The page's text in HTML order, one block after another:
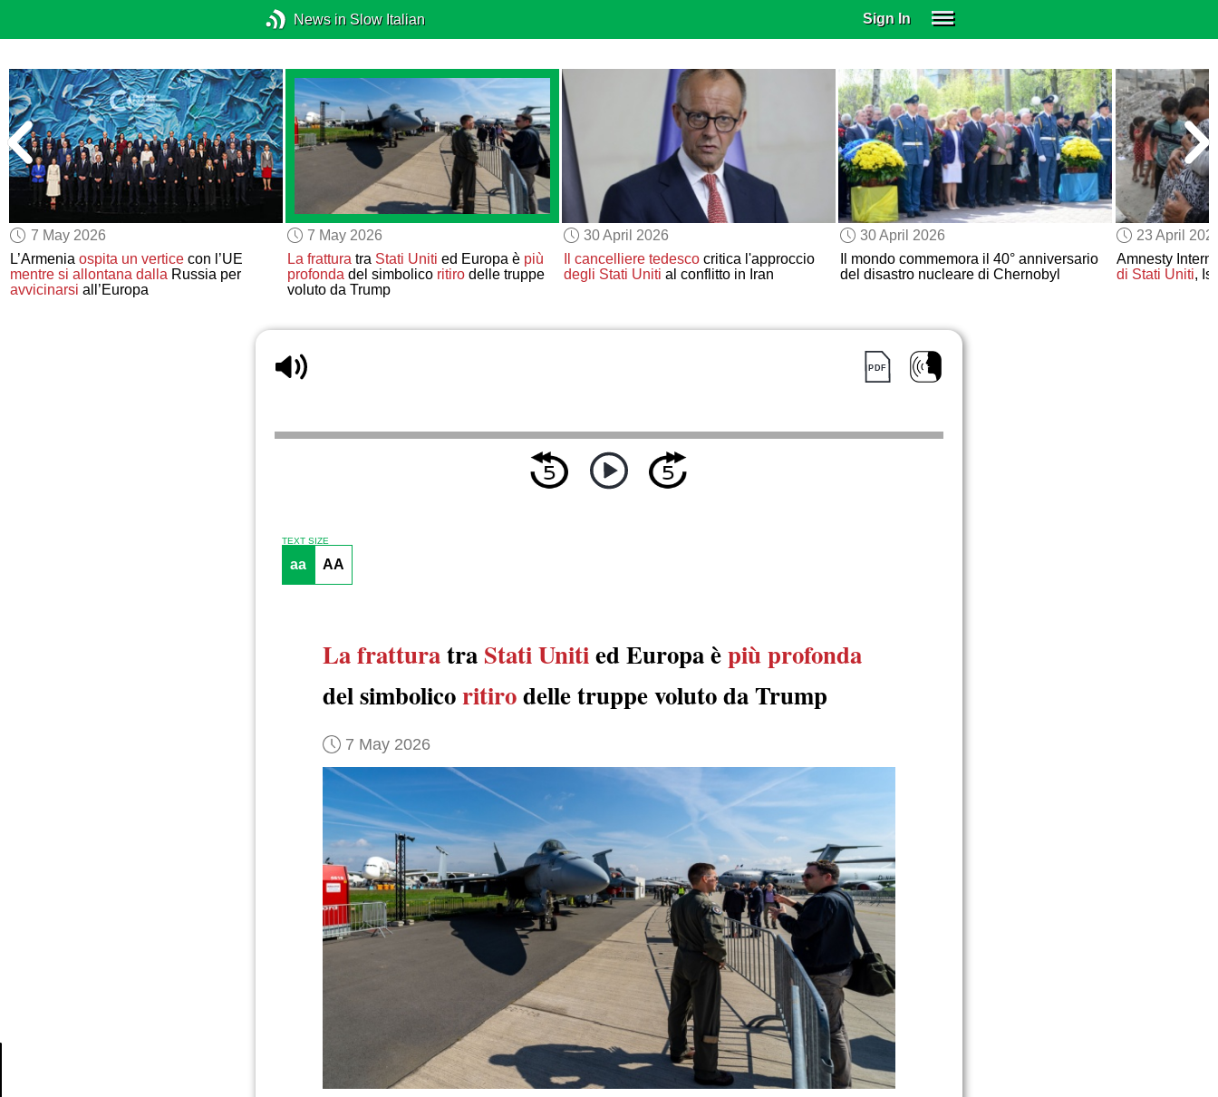
News in Slow Italian Sign In
SUBSCRIBE
EDUCATIONAL LICENSES
GIFT CARDS
OTHER LANGUAGES
ABOUT US
ALEXA
ADJUST COLORS
7 May 2026
L’Armeniaospita un vertice con l’UE
mentre si allontana dalla Russia per
avvicinarsi all’Europa
7 May 2026
La fratturatra Stati Uniti ed Europa è più
profondadel simbolico ritirodelle truppe
voluto da Trump
30 April 2026
Il cancelliere tedescocritica l'approccio
degli Stati Uniti al conflitto in Iran
30 April 2026
Il mondo commemora il 40° anniversario
del disastro nucleare di Chernobyl
23 April
Amnesty
di Stati Uniti,
TEXT SIZE
aa AA
La fratturatra Stati Unitied Europa èpiù profonda
del simbolicoritirodelle truppe voluto da Trump
7 May 2026